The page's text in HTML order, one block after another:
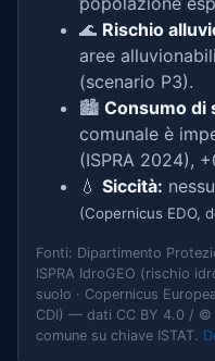
🌊 Rischio
aree
(scenario P3).
🏙️ Consumo di
comunale è
(ISPRA 2024),
💧 Siccità:
(Copernicus EDO,
Fonti: Dipartimento
ISPRA IdroGEO (rischio
suolo · Copernicus
CDI) — dati CC BY 4.0 / ©
comune su chiave ISTAT.